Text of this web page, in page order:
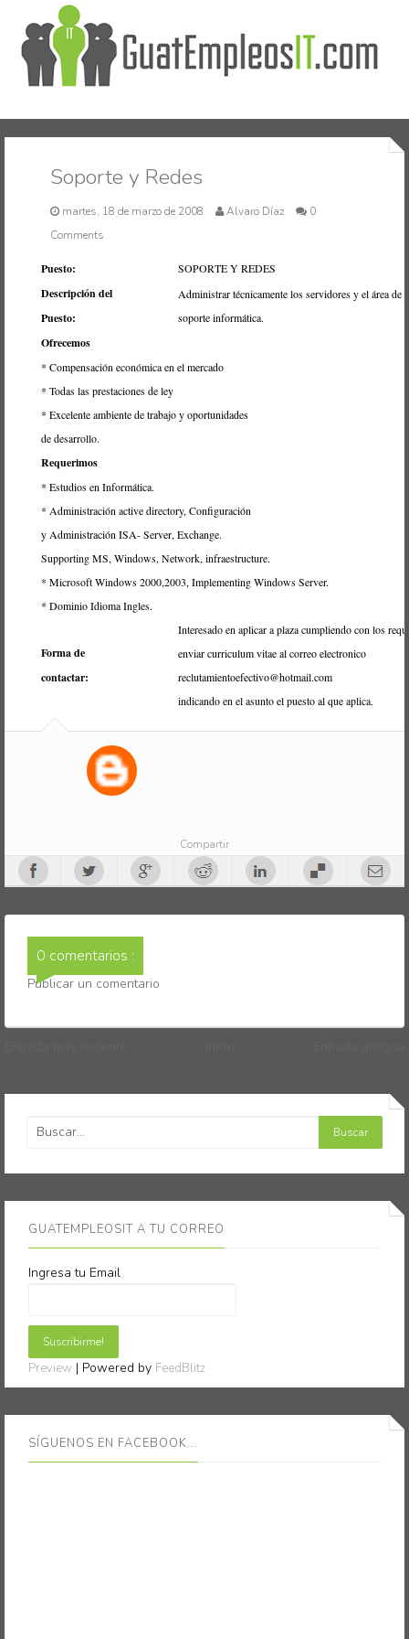
Inicio
Soporte y Redes
martes, 18 de marzo de 2008 Alvaro Díaz
0
Comments
Puesto: SOPORTE Y REDES
Descripción del
Puesto:
Administrar técnicamente los servidores y el área de
soporte informática.
Ofrecemos
* Compensación económica en el mercado
* Todas las prestaciones de ley
* Excelente ambiente de trabajo y oportunidades
de desarrollo.
Requerimos
* Estudios en Informática.
* Administración active directory, Configuración
y Administración ISA- Server, Exchange.
Supporting MS, Windows, Network, infraestructure.
* Microsoft Windows 2000,2003, Implementing Windows Server.
* Dominio Idioma Ingles.
Forma de
contactar:
Interesado en aplicar a plaza cumpliendo con los
enviar curriculum vitae al correo electronico
reclutamientoefectivo@hotmail.com
indicando en el asunto el puesto al que aplica.
Compartir
0 comentarios :
Publicar un comentario
GUATEMPLEOSIT A TU CORREO
Ingresa tu Email
Preview | Powered by FeedBlitz
SÍGUENOS EN FACEBOOK...